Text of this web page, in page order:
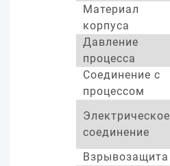
Материал
корпуса
Давление
процесса
Соединение с
процессом
Электрическое
соединение
Взрывозащита